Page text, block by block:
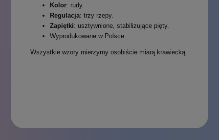
Kolor: rudy.
Regulacja: trzy rzepy.
Zapiętki: usztywnione, stabilizujące pięty.
Wyprodukowane w Polsce.
Wszystkie wzory mierzymy osobiście miarą krawiecką.